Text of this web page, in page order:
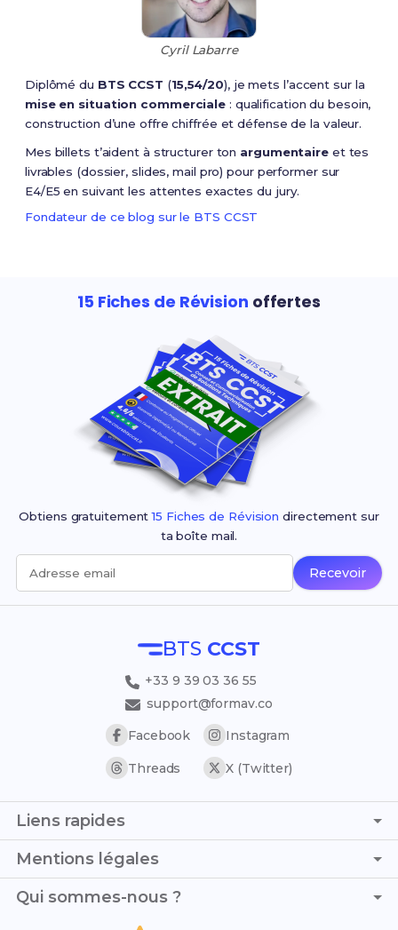
Cyril Labarre
Diplômé du BTS CCST (15,54/20), je mets l’accent sur la
mise en situation commerciale : qualification du besoin,
construction d’une offre chiffrée et défense de la valeur.
Mes billets t’aident à structurer ton argumentaireet tes
livrables (dossier, slides, mail pro) pour performer sur
E4/E5 en suivant les attentes exactes du jury.
Fondateur de ce blog sur le BTS CCST
15 Fiches de Révision offertes
Obtiens gratuitement15 Fiches de Révision directement sur
ta boîte mail.
Adresse email Recevoir
BTS CCST
+33 9 39 03 36 55
support@formav.co
Facebook
Instagram
Threads X (Twitter)
Liens rapides
Page d'accueil
Simulateur de notes
Trouver son stage
Mentions légales
C.G.V. - C.G.U.
Qui sommes-nous ?